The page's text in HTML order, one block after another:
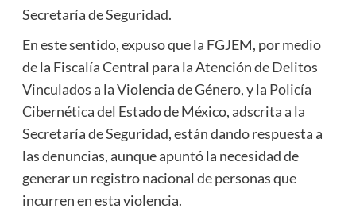
Secretaría de Seguridad.
En este sentido, expuso que la FGJEM, por medio
de la Fiscalía Central para la Atención de Delitos
Vinculados a la Violencia de Género, y la Policía
Cibernética del Estado de México, adscrita a la
Secretaría de Seguridad, están dando respuesta a
las denuncias, aunque apuntó la necesidad de
generar un registro nacional de personas que
incurren en esta violencia.